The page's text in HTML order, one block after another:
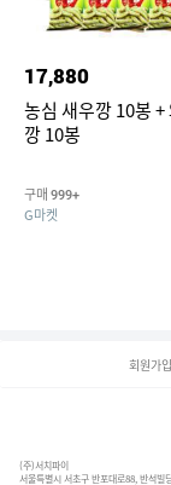
17,880
농심 새우깡 10봉 +
깡 10봉
구매 999+
G마켓
회원가입
(주)서치파이
서울특별시 서초구 반포대로88, 반석빌